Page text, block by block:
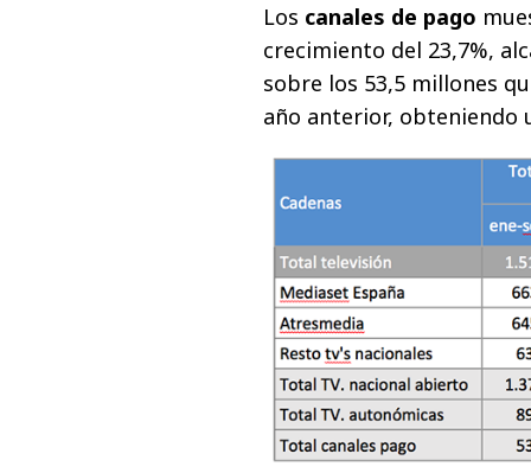
Los canales de pago
crecimiento del 23,7%,
sobre los 53,5 millones
año anterior, obteniendo